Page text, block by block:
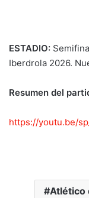
ESTADIO:
Iberdrola 2026.
Resumen del
https://youtu.be/
Atlético